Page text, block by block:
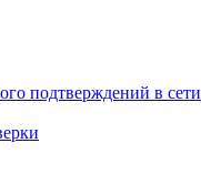
подтверждений в сети